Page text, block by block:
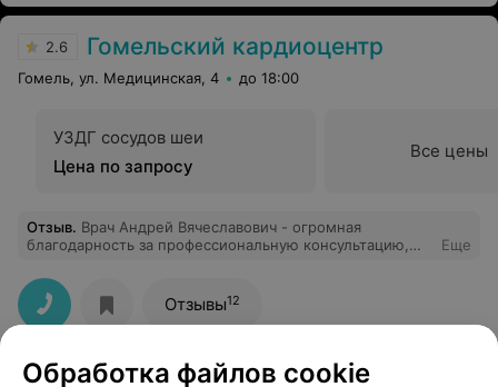
2.6 Гомельский кардиоцентр
Гомель, ул. Медицинская, 4 до 18:00
УЗДГ сосудов шеи
Цена по запросу
Все цены
Отзыв. Врач Андрей Вячеславович - огромная
благодарность за профессиональную консультацию,
Еще
Отзывы12
Обработка файлов cookie